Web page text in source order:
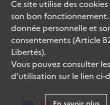
Ce site utilise descookies
son bon
donnée personnelle et
consentements (Article
Libertés).
Vous pouvez consulter
d’utilisation sur le lien ci-